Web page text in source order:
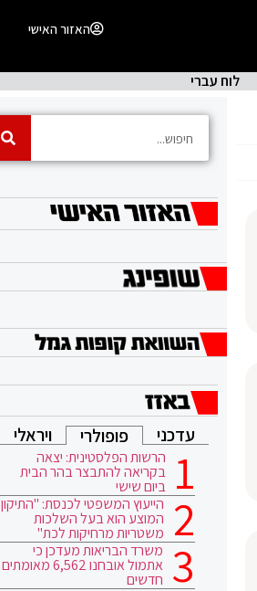
האזור האישי
לוח עברי
עדכני פופולרי ויראלי
הרשות הפלסטינית: יצאה
בקריאה להתבצר בהר הבית
ביום שישי
הייעוץ המשפטי לכנסת: "התיקון
המוצע הוא בעל השלכות
משטריות מרחיקות לכת"
משרד הבריאות מעדכן כי
אתמול אובחנו 6,562 מאומתים
חדשים